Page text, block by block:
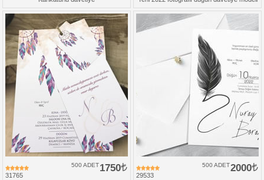
31765
1750
500 ADET
29533
2000
500 ADET